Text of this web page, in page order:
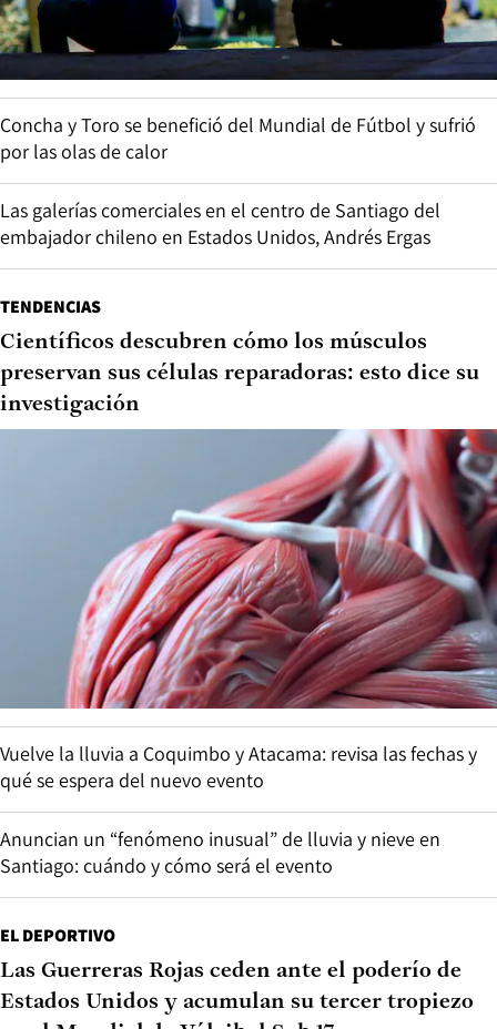
Concha y Toro se benefició del Mundial de Fútbol y sufrió
por las olas de calor
Las galerías comerciales en el centro de Santiago del
embajador chileno en Estados Unidos, Andrés Ergas
TENDENCIAS
Científicos descubren cómo los músculos
preservan sus células reparadoras: esto dice su
investigación
Vuelve la lluvia a Coquimbo y Atacama: revisa las fechas y
qué se espera del nuevo evento
Anuncian un “fenómeno inusual” de lluvia y nieve en
Santiago: cuándo y cómo será el evento
EL DEPORTIVO
Las Guerreras Rojas ceden ante el poderío de
Estados Unidos y acumulan su tercer tropiezo